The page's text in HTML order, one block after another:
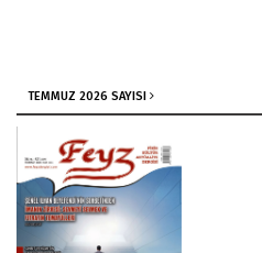
TEMMUZ 2026 SAYISI